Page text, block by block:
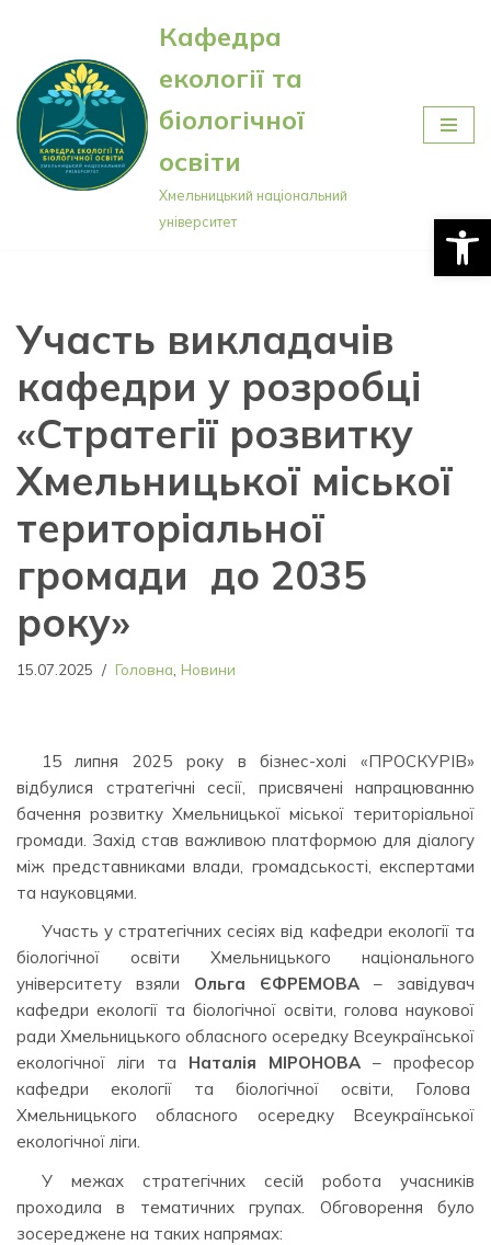
Перейти
до
вмісту
Кафедра
екології та
біологічної
освіти
Хмельницький національний
університет
Участь викладачів
кафедри у розробці
«Стратегії розвитку
Хмельницької міської
територіальної
громади до 2035
року»
15.07.2025 Головна Новини
15 липня 2025 року в бізнес-холі «ПРОСКУРІВ»
відбулися стратегічні сесії, присвячені напрацюванню
бачення розвитку Хмельницької міської територіальної
громади. Захід став важливою платформою для діалогу
між представниками влади, громадськості, експертами
та науковцями.
Участь у стратегічних сесіях від кафедри екології та
біологічної освіти Хмельницького національного
університету взяли Ольга ЄФРЕМОВА – завідувач
кафедри екології та біологічної освіти, голова наукової
ради Хмельницького обласного осередку Всеукраїнської
екологічної ліги та Наталія МІРОНОВА – професор
кафедри екології та біологічної освіти, Голова
Хмельницького обласного осередку Всеукраїнської
екологічної ліги.
У межах стратегічних сесій робота учасників
проходила в тематичних групах. Обговорення було
зосереджене на таких напрямах: